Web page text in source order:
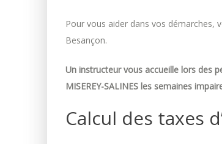
Pour vous aider dans vos démarches,
Besançon.
Un instructeur vous accueille lors des
MISEREY-SALINES les semaines
Calcul des taxes